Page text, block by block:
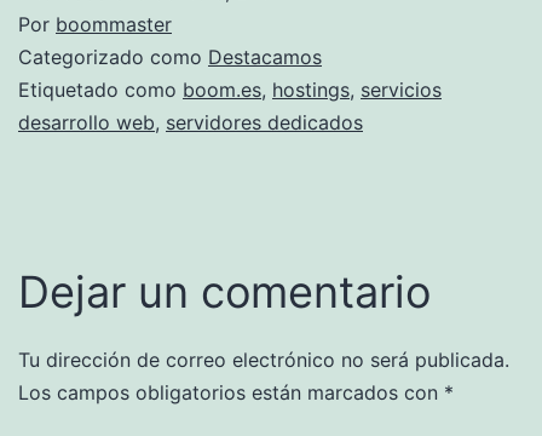
Por boommaster
Categorizado como Destacamos
Etiquetado como boom.es, hostings, servicios
desarrollo web, servidores dedicados
Dejar un comentario
Tu dirección de correo electrónico no será publicada.
Los campos obligatorios están marcados con *